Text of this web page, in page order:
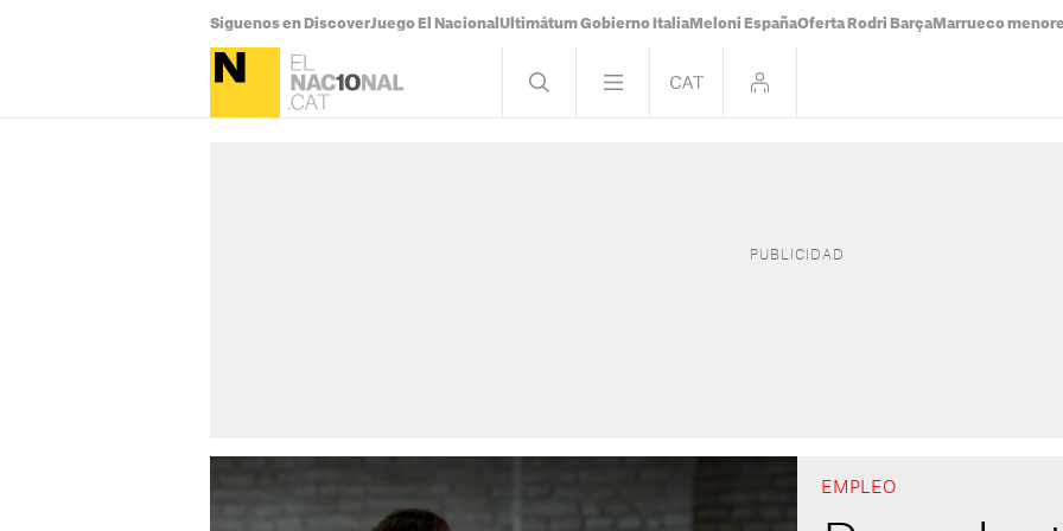
Síguenos en DiscoverJuego El Nacional Ultimátum Gobierno Italia Meloni EspañaOferta Rodri Barça Marrueco
EMPLEO